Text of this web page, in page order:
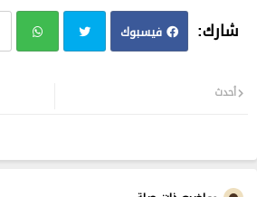
فيسبوك
ب
أحدث